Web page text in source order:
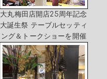
大丸梅田店開店25周年記念
大誕生祭 テーブルセッティ
ング＆トークショーを開催